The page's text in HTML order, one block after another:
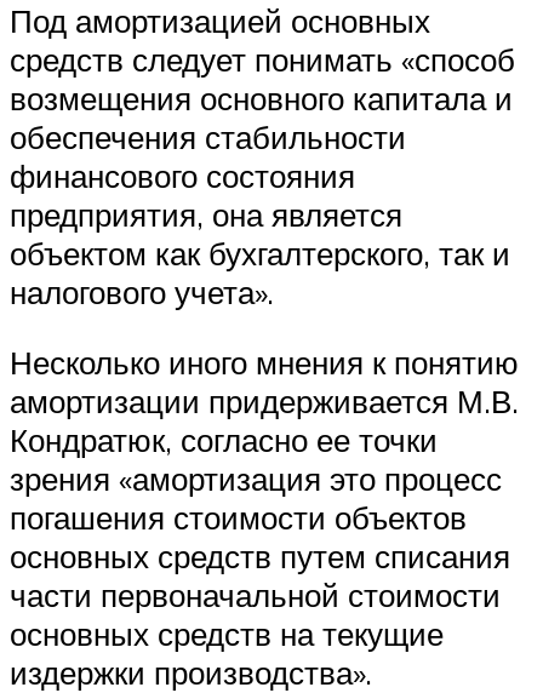
Под амортизацией основных
средств следует понимать «способ
возмещения основного капитала и
обеспечения стабильности
финансового состояния
предприятия, она является
объектом как бухгалтерского, так и
налогового учета».
Несколько иного мнения к понятию
амортизации придерживается М.В.
Кондратюк, согласно ее точки
зрения «амортизация это процесс
погашения стоимости объектов
основных средств путем списания
части первоначальной стоимости
основных средств на текущие
издержки производства».